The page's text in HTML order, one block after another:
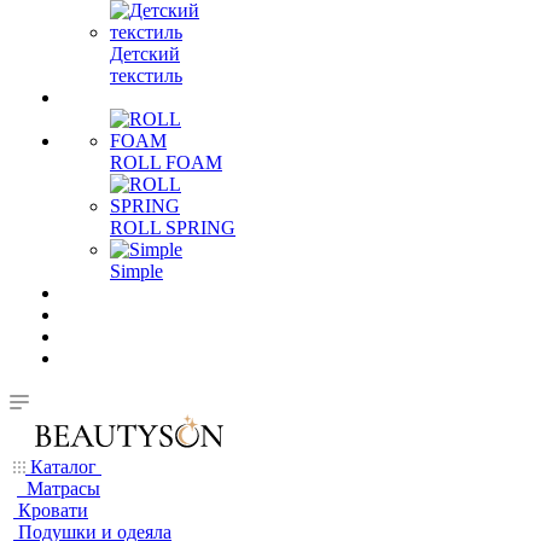
Детский
текстиль
ROLL FOAM
ROLL SPRING
Simple
Каталог
Матрасы
Кровати
Подушки и одеяла